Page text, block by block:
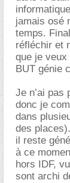
jamais osé
temps.
réfléchir et
que je veux
BUT génie
Je n’ai pas
donc je
dans
des
il reste
à ce
hors IDF,
sont archi